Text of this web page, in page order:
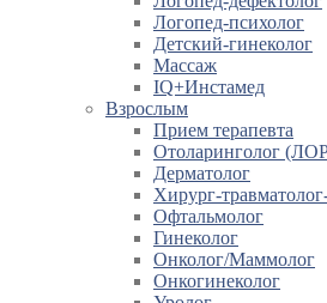
Логопед-психолог
Детский-гинеколог
Массаж
IQ+Инстамед
Взрослым
Прием терапевта
Отоларинголог
Дерматолог
Хирург-
Офтальмолог
Гинеколог
Онколог/Маммолог
Онкогинеколог